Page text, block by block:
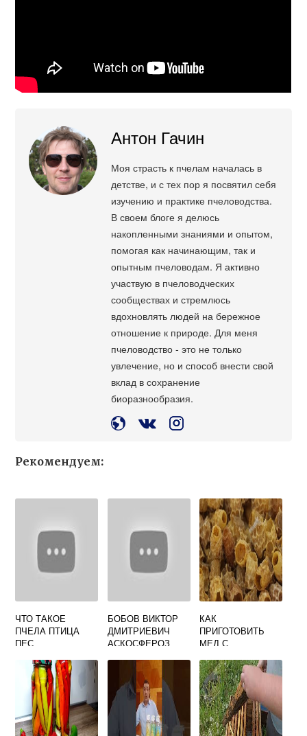
Антон Гачин
Моя страсть к пчелам началась в
детстве, и с тех пор я посвятил себя
изучению и практике пчеловодства.
В своем блоге я делюсь
накопленными знаниями и опытом,
помогая как начинающим, так и
опытным пчеловодам. Я активно
участвую в пчеловодческих
сообществах и стремлюсь
вдохновлять людей на бережное
отношение к природе. Для меня
пчеловодство - это не только
увлечение, но и способ внести свой
вклад в сохранение
биоразнообразия.
Рекомендуем:
ЧТО ТАКОЕ
ПЧЕЛА ПТИЦА
ПЕС
БОБОВ ВИКТОР
ДМИТРИЕВИЧ
АСКОСФЕРОЗ
КАК
ПРИГОТОВИТЬ
МЕД С
МОЛОЧКОМ